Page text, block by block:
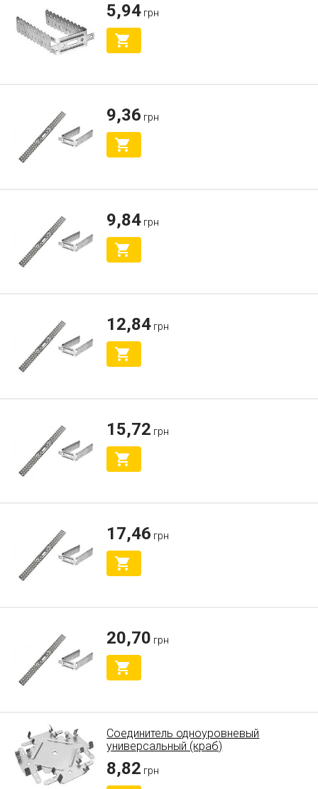
5,94 грн
9,36 грн
9,84 грн
12,84 грн
15,72 грн
17,46 грн
20,70 грн
Соединитель одноуровневый
универсальный (краб)
8,82 грн